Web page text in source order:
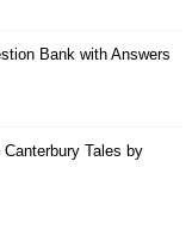
Bank with Answers
Tales by